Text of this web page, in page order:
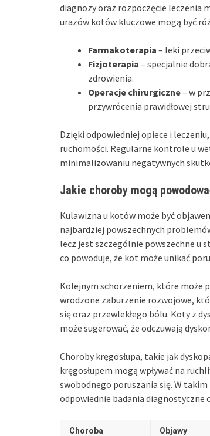
diagnozy oraz rozpoczęcie leczenia
urazów kotów kluczowe mogą być
Farmakoterapia – leki
Fizjoterapia – specjalnie
zdrowienia.
Operacje chirurgiczne– w
przywrócenia prawidłowej
Dzięki odpowiedniej opiece i
ruchomości. Regularne kontrole u
minimalizowaniu negatywnych
Jakie choroby mogą
Kulawizna u kotów może być
najbardziej powszechnych
lecz jest szczególnie powszechne u
co powoduje, że kot może unikać
Kolejnym schorzeniem, które może
wrodzone zaburzenie rozwojowe,
się oraz przewlekłego bólu. Koty z
może sugerować, że odczuwają
Choroby kręgosłupa, takie jak
kręgosłupem mogą wpływać na
swobodnego poruszania się. W
odpowiednie badania diagnostyczne
Choroba Objawy